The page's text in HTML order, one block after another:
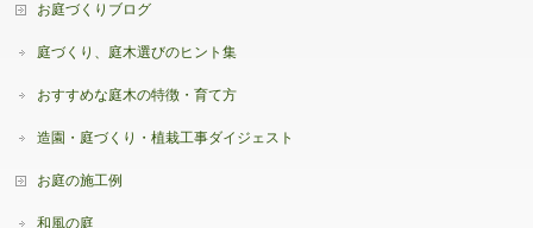
お庭づくりブログ
庭づくり、庭木選びのヒント集
おすすめな庭木の特徴・育て方
造園・庭づくり・植栽工事ダイジェスト
お庭の施工例
和風の庭